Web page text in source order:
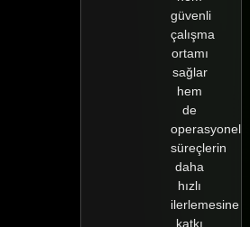
güvenli
çalışma
ortamı
sağlar
hem
de
operasyonel
süreçlerin
daha
hızlı
ilerlemesine
katkı